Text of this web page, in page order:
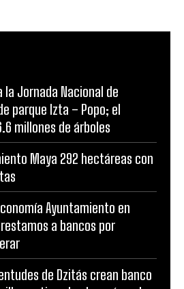
la Jornada Nacional de
parque Izta – Popo; el
millones de árboles
Maya 292 hectáreas con
Ayuntamiento en
a bancos por
de Dzitás crean banco